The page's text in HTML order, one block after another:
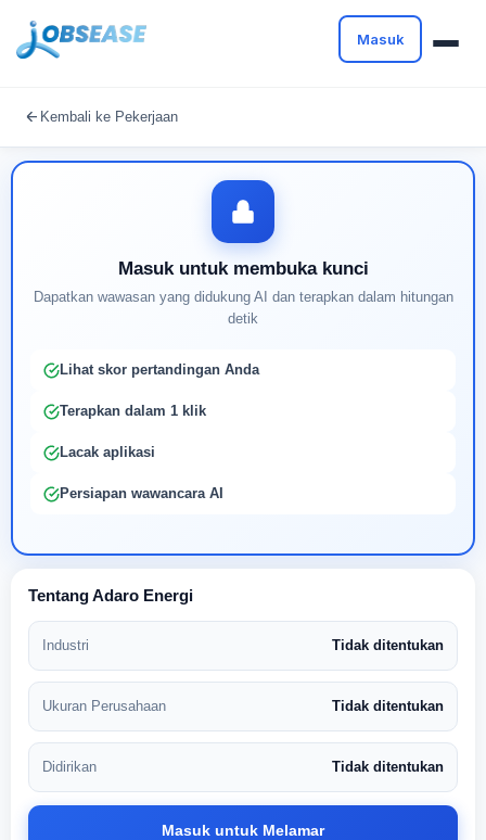
Masuk
Kembali ke Pekerjaan
Masuk untuk membuka kunci
Dapatkan wawasan yang didukung AI dan terapkan dalam hitungan
detik
Lihat skor pertandingan Anda
Terapkan dalam 1 klik
Lacak aplikasi
Persiapan wawancara AI
Tentang Adaro Energi
Industri Tidak ditentukan
Ukuran Perusahaan Tidak ditentukan
Didirikan Tidak ditentukan
Masuk untuk Melamar
Buat profil Anda untuk membuka kunci pencocokan